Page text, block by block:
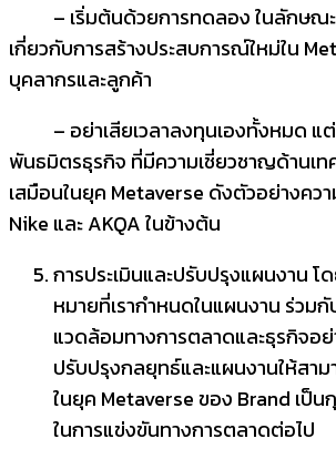
– เริ่มต้นด้วยการทดลอง ในลักษณ
เกี่ยวกับการสร้างประสบการณ์ใหม่ใน
บุคลากรและลูกค้า
– อย่าเสียเวลาลงทุนเองทั้งหมด แต่
พันธมิตรธุรกิจ ที่มีความเชี่ยวชาญด้านเท
เสมือนในยุค Metaverse ดังตัวอย่างคว
Nike และ AKQA ในข้างต้น
การประเมินและปรับปรุงแผนงาน โ
หมายที่เรากำหนดในแผนงาน ร่วมกั
แวดล้อมทางการตลาดและธุรกิจอ
ปรับปรุงกลยุทธ์และแผนงานให้สาม
ในยุค Metaverse ของ Brand เป็
ในการแข่งขันทางการตลาดต่อไป